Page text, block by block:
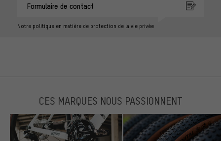
Formulaire de contact
Notre politique en matière de protection de la vie privée
CES MARQUES NOUS PASSIONNENT